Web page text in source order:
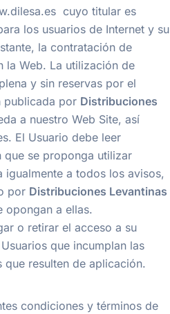
cuyo titular es
los usuarios de Internet y su
la contratación de
la Web. La utilización de
y sin reservas por el
publicada por Distribuciones
a nuestro Web Site, así
El Usuario debe leer
que se proponga utilizar
igualmente a todos los avisos,
por Distribuciones Levantinas
opongan a ellas.
o retirar el acceso a su
que incumplan las
que resulten de aplicación.
condiciones y términos de